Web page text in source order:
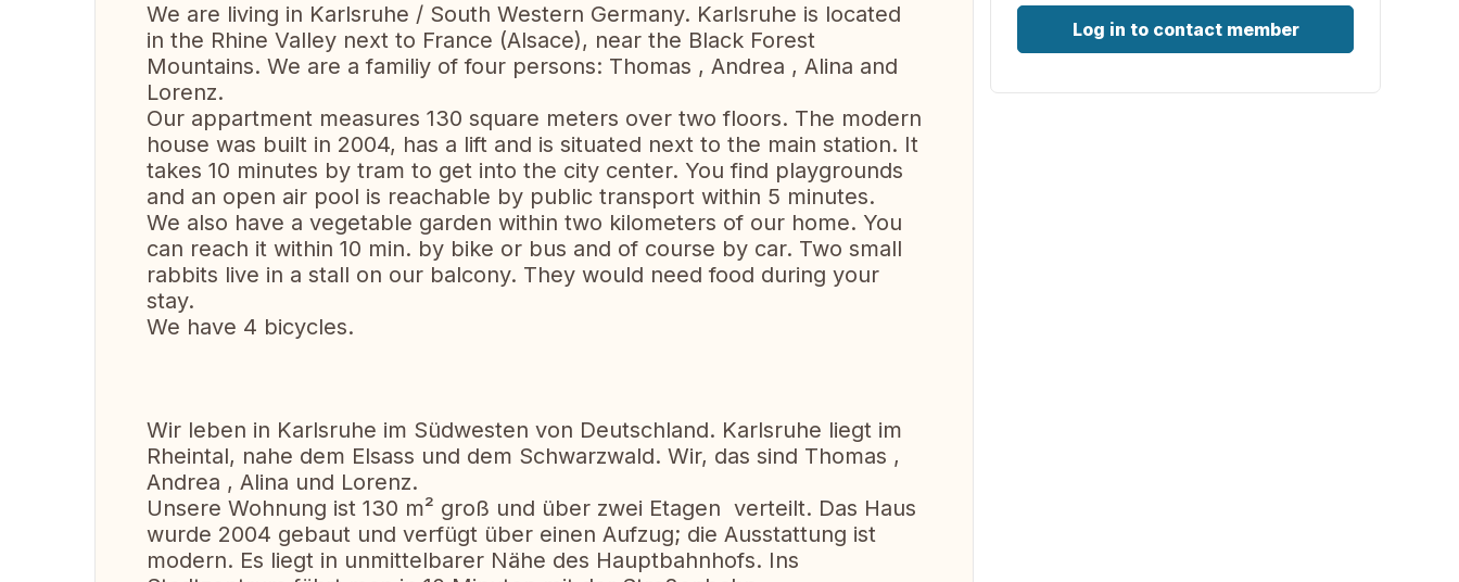
We are living in Karlsruhe / South Western Germany. Karlsruhe is located
in the Rhine Valley next to France (Alsace), near the Black Forest
Mountains. We are a familiy of four persons: Thomas , Andrea , Alina and
Lorenz.
Our appartment measures 130 square meters over two floors. The modern
house was built in 2004, has a lift and is situated next to the main station. It
takes 10 minutes by tram to get into the city center. You find playgrounds
and an open air pool is reachable by public transport within 5 minutes.
We also have a vegetable garden within two kilometers of our home. You
can reach it within 10 min. by bike or bus and of course by car. Two small
rabbits live in a stall on our balcony. They would need food during your
stay.
We have 4 bicycles.
Wir leben in Karlsruhe im Südwesten von Deutschland. Karlsruhe liegt im
Rheintal, nahe dem Elsass und dem Schwarzwald. Wir, das sind Thomas ,
Andrea , Alina und Lorenz.
Unsere Wohnung ist 130 m² groß und über zwei Etagen verteilt. Das Haus
wurde 2004 gebaut und verfügt über einen Aufzug; die Ausstattung ist
modern. Es liegt in unmittelbarer Nähe des Hauptbahnhofs. Ins
Log in to contact member